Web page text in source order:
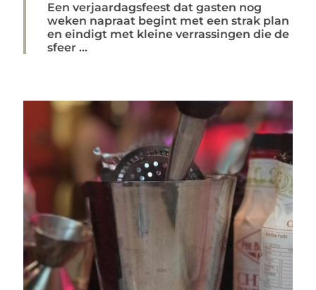
Een verjaardagsfeest dat gasten nog
weken napraat begint met een strak plan
en eindigt met kleine verrassingen die de
sfeer ...